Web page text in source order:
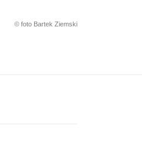
© foto Bartek Ziemski